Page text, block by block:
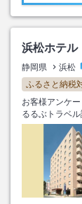
浜松ホテル
静岡県 浜松
ふるさと納税
お客様アンケ
るるぶトラベ